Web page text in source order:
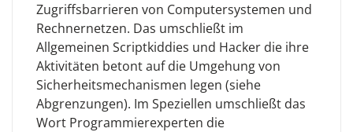
Zugriffsbarrieren von Computersystemen und
Rechnernetzen. Das umschließt im
Allgemeinen Scriptkiddies und Hacker die ihre
Aktivitäten betont auf die Umgehung von
Sicherheitsmechanismen legen (siehe
Abgrenzungen). Im Speziellen umschließt das
Wort Programmierexperten die